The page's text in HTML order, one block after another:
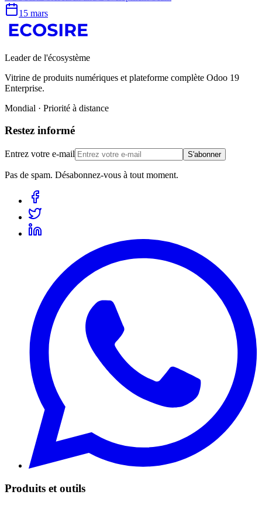
15 mars
Leader de l'écosystème
Vitrine de produits numériques et plateforme complète Odoo 19
Enterprise.
Mondial · Priorité à distance
Restez informé
Entrez votre e-mail S'abonner
Pas de spam. Désabonnez-vous à tout moment.
Produits et outils